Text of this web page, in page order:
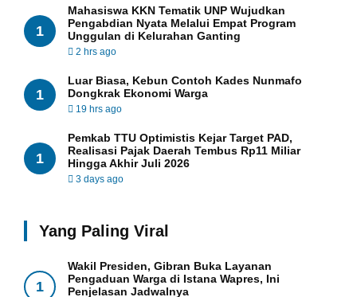
1
Mahasiswa KKN Tematik UNP Wujudkan
Pengabdian Nyata Melalui Empat Program
Unggulan di Kelurahan Ganting
2 hrs ago
1
Luar Biasa, Kebun Contoh Kades Nunmafo
Dongkrak Ekonomi Warga
19 hrs ago
1
Pemkab TTU Optimistis Kejar Target PAD,
Realisasi Pajak Daerah Tembus Rp11 Miliar
Hingga Akhir Juli 2026
3 days ago
Yang Paling Viral
1
Wakil Presiden, Gibran Buka Layanan
Pengaduan Warga di Istana Wapres, Ini
Penjelasan Jadwalnya